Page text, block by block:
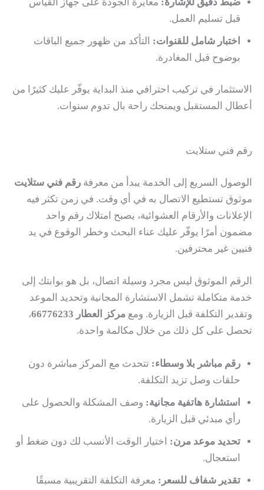
قبل تسليم العمل.
اختبار شامل للقنوات: التأكد من ظهور جميع الباقات
بوضوح قبل المغادرة.
الاستثمار في تركيب احترافي منذ البداية يوفّر عليك كثيرًا من
أعطال المستقبل ويمنحك راحة بال تدوم سنوات.
رقم فني ستلايت
الوصول السريع إلى الخدمة يبدأ من معرفة رقم فني ستلايت
موثوق تستطيع الاتصال به في أي وقت. في زمن تكثر فيه
الإعلانات والأرقام العشوائية، يصبح امتلاك رقم واحد
مضمون أمرًا يوفّر عليك عناء البحث وخطر الوقوع في يد
فنيين غير محترفين.
الرقم الموثوق ليس مجرد وسيلة اتصال، بل هو بوابتك إلى
خدمة متكاملة تشمل الاستشارة المجانية وتحديد الموعد
وتقدير التكلفة قبل الزيارة. ومع مركز العطار 66776233
،
تحصل على كل ذلك من خلال مكالمة واحدة.
رقم مباشر بلا وسطاء: تتحدث مع المركز مباشرة دون
حلقات وصل تزيد التكلفة.
استشارة هاتفية مجانية: وصف المشكلة والحصول على
رأي مبدئي قبل الزيارة.
تحديد موعد مرن: اختيار الوقت الأنسب لك دون ضغط أو
استعجال.
تقدير شفاف للسعر: معرفة التكلفة التقريبية مسبقًا